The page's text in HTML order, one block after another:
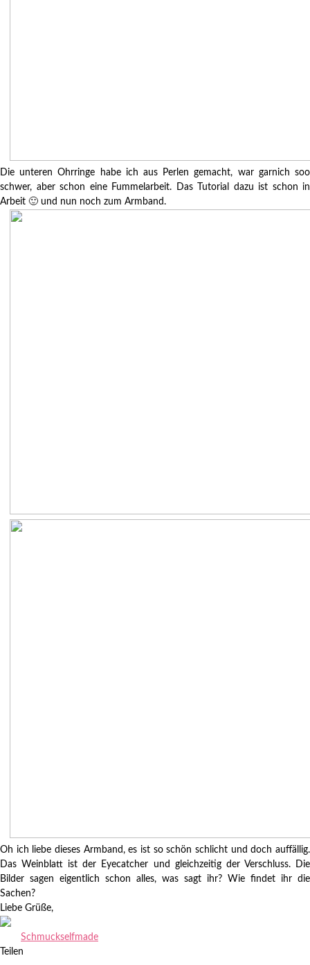
Die unteren Ohrringe habe ich aus Perlen gemacht, war garnich soo
schwer, aber schon eine Fummelarbeit. Das Tutorial dazu ist schon in
Arbeit 🙂 und nun noch zum Armband.
Oh ich liebe dieses Armband, es ist so schön schlicht und doch auffällig.
Das Weinblatt ist der Eyecatcher und gleichzeitig der Verschluss. Die
Bilder sagen eigentlich schon alles, was sagt ihr? Wie findet ihr die
Sachen?
Liebe Grüße,
Schmuckselfmade
Teilen